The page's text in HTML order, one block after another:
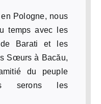
Pologne, nous
temps avec les
Barati et les
Sœurs à Bacău,
du peuple
serons les